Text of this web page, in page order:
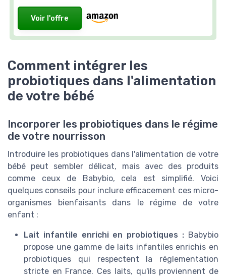
Voir l'offre
Comment intégrer les
probiotiques dans l'alimentation
de votre bébé
Incorporer les probiotiques dans le régime
de votre nourrisson
Introduire les probiotiques dans l'alimentation de votre
bébé peut sembler délicat, mais avec des produits
comme ceux de Babybio, cela est simplifié. Voici
quelques conseils pour inclure efficacement ces micro-
organismes bienfaisants dans le régime de votre
enfant :
Lait infantile enrichi en probiotiques : Babybio
propose une gamme de laits infantiles enrichis en
probiotiques qui respectent la réglementation
stricte en France. Ces laits, qu'ils proviennent de